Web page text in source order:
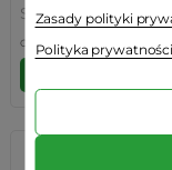
Słomiana
Cena regularna:
Zasady polityki
Polityka prywatności